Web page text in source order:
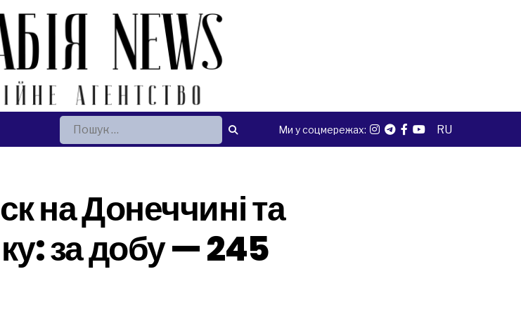
Пошук: Ми у соцмережах: RU
на Донеччині та
за добу — 245